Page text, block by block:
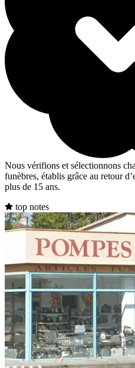
Nous vérifions et sélectionnons
funèbres, établis grâce au retour
plus de 15 ans.
top notes